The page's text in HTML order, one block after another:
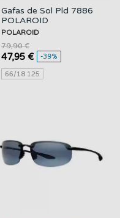
Gafas de Sol Pld 7886
POLAROID
POLAROID
47,95 €
79,90 €
-39%
66/18 125